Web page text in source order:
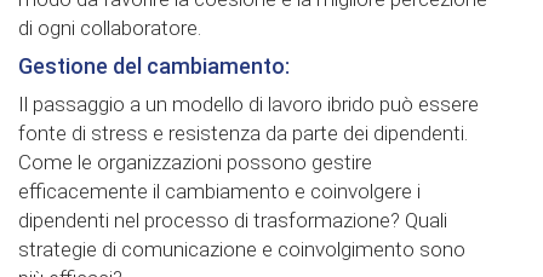
di ogni collaboratore.
Gestione del cambiamento:
Il passaggio a un modello di lavoro ibrido può essere
fonte di stress e resistenza da parte dei dipendenti.
Come le organizzazioni possono gestire
efficacemente il cambiamento e coinvolgere i
dipendenti nel processo di trasformazione? Quali
strategie di comunicazione e coinvolgimento sono